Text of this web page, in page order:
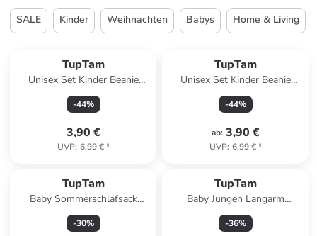
SALE Kinder Weihnachten Babys Home & Living
TupTam
Unisex Set Kinder Beanie
Mütze Schlauchschal in
dunkelblau
-44%
3,90 €
UVP: 6,99 €*
TupTam
Unisex Set Kinder Beanie
Mütze Schlauchschal in grau-
kombi
-44%
ab: 3,90 €
UVP: 6,99 €*
TupTam
Baby Sommerschlafsack
Kleine Kinder in beige
-30%
TupTam
Baby Jungen Langarm
Wickelshirt 5er Set in
dunkelblau
-36%